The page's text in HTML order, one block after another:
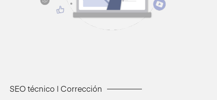
SEO técnico | Corrección